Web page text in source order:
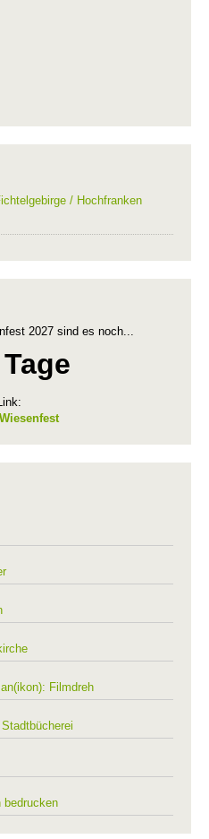
/ Hochfranken
2027 sind es noch...
Filmdreh
bedrucken